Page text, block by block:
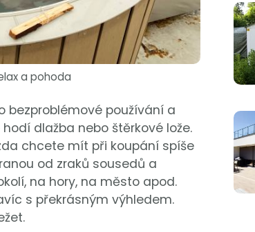
a pohoda
bezproblémové používání a
dlažba nebo štěrkové lože.
chcete mít při koupání spíše
od zraků sousedů a
na hory, na město apod.
s překrásným výhledem.